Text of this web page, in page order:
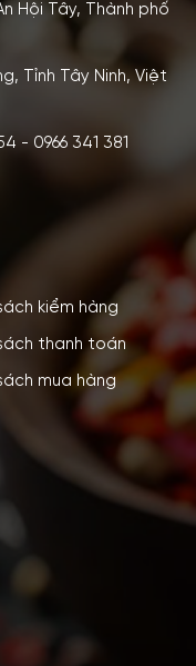
Hội Tây, Thành phố
Tỉnh Tây Ninh, Việt
- 0966 341 381
kiểm hàng
thanh toán
mua hàng